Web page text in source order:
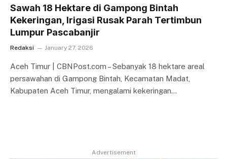
Sawah 18 Hektare di Gampong Bintah
Kekeringan, Irigasi Rusak Parah Tertimbun
Lumpur Pascabanjir
Redaksi January 27, 2026
Aceh Timur | CBNPost.com – Sebanyak 18 hektare areal
persawahan di Gampong Bintah, Kecamatan Madat,
Kabupaten Aceh Timur, mengalami kekeringan…
Advertisement